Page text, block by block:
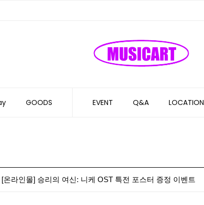
GOODS EVENT Q&A LOCATION
[온라인몰] 승리의 여신: 니케 OST 특전 포스터 증정 이벤트